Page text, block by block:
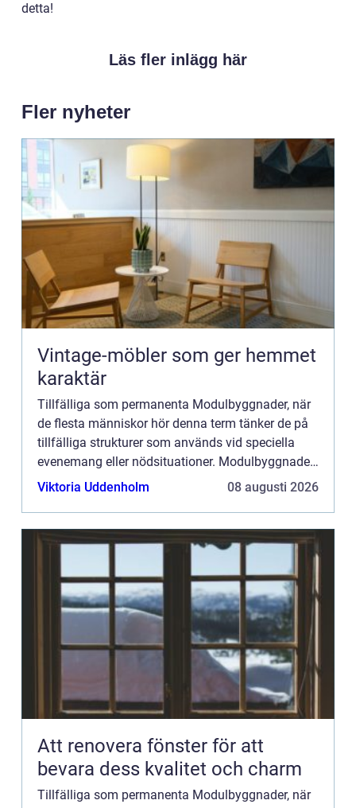
detta!
Läs fler inlägg här
Fler nyheter
Vintage-möbler som ger hemmet
karaktär
Tillfälliga som permanenta Modulbyggnader, när
de flesta människor hör denna term tänker de på
tillfälliga strukturer som används vid speciella
evenemang eller nödsituationer. Modulbyggnader
kan visserligen användas för dessa ändamål, men
Viktoria Uddenholm 08 augusti 2026
Att renovera fönster för att
bevara dess kvalitet och charm
Tillfälliga som permanenta Modulbyggnader, när